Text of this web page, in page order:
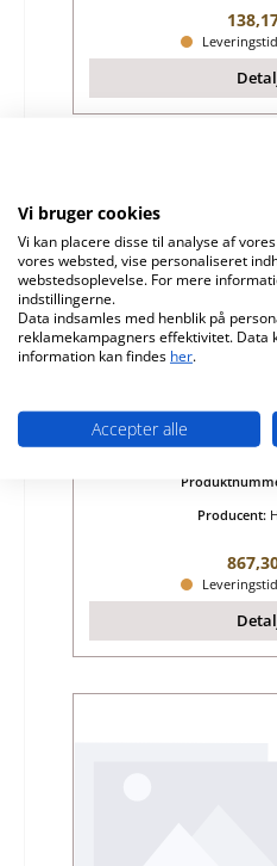
Haas-Sohn
Producent:
Vi bruger cookies
Vi kan placere disse til analyse af
vores websted, vise personaliseret
webstedsoplevelse. For mere
indstillingerne.
Data indsamles med henblik på
reklamekampagners effektivitet. Data
information kan findes her.
Accepter alle